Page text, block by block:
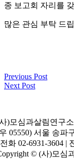
종 보고회 자리를
많은 관심 부탁 드
Previous Post
Next Post
)모심과살림연구
05550) 서울 송파
화 02-6931-3604 |
© (사)모심